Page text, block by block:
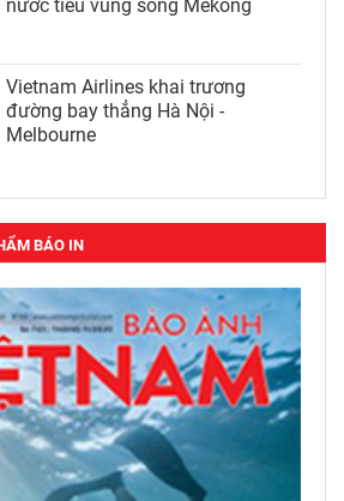
nước tiểu vùng sông Mekong
Vietnam Airlines khai trương
đường bay thẳng Hà Nội -
Melbourne
BÁO IN